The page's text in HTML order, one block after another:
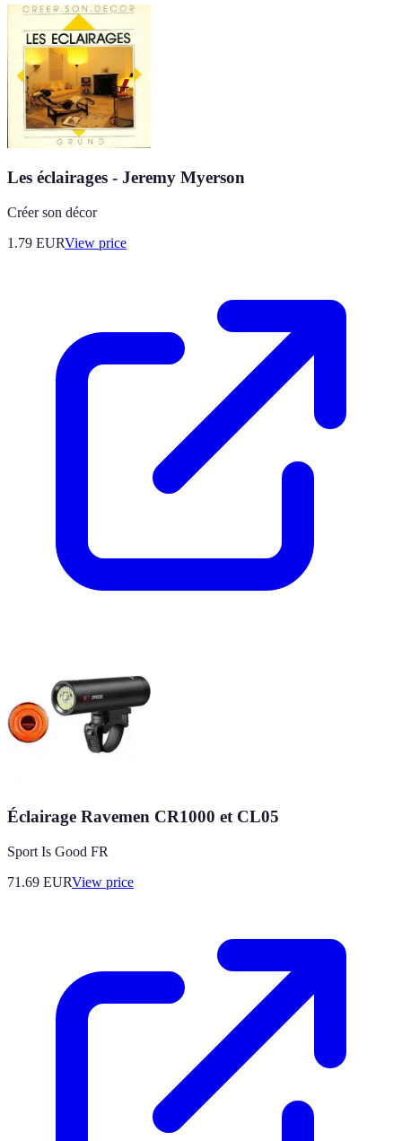
Les éclairages - Jeremy Myerson
Créer son décor
1.79 EURView price
Éclairage Ravemen CR1000 et CL05
Sport Is Good FR
71.69 EURView price